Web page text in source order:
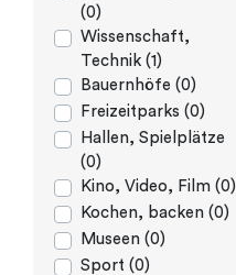
(0)
Wissenschaft,
Technik (1)
Bauernhöfe (0)
Freizeitparks (0)
Hallen, Spielplätze
(0)
Kino, Video, Film (0)
Kochen, backen (0)
Museen (0)
Sport (0)